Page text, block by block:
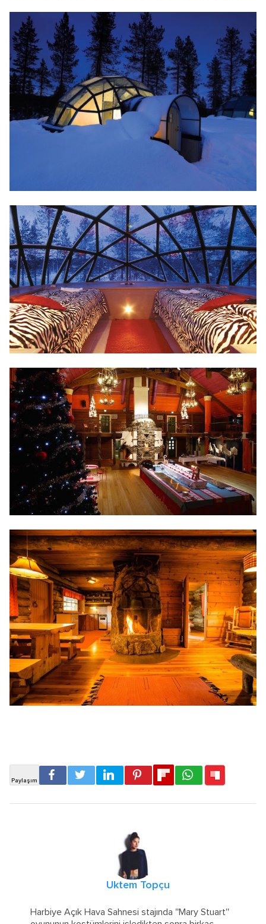
Uktem Topçu
Harbiye Açık Hava Sahnesi stajında ''Mary Stuart''